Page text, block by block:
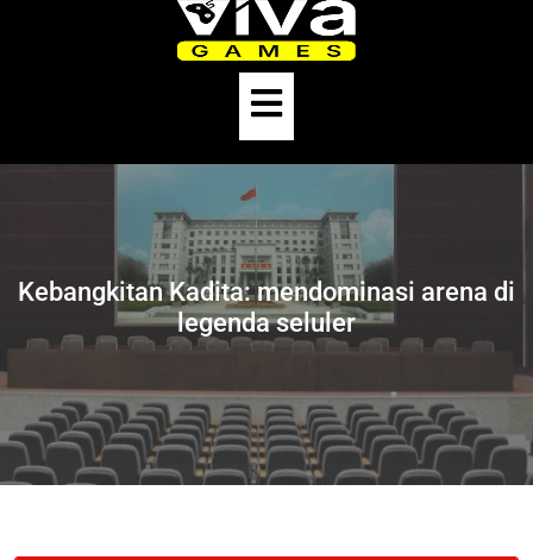
Open
Button
Kebangkitan Kadita: mendominasi arena di
legenda seluler